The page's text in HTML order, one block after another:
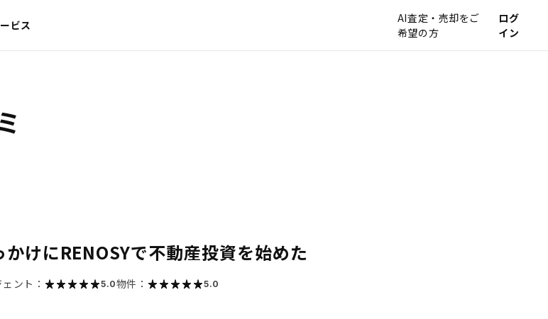
ビス
AI査定・売却をご
希望の方
ログ
イン
けにRENOSYで不動産投資を始めた
ント： 5.0物件： 5.0